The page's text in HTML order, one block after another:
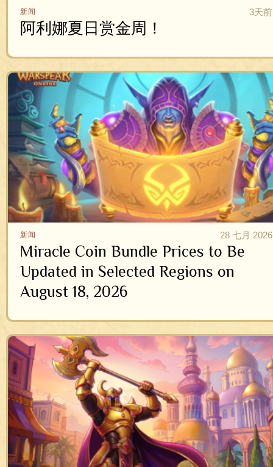
新闻
阿利娜夏日赏金周！
3天前
新闻
Miracle Coin Bundle Prices to Be
Updated in Selected Regions on
August 18, 2026
28 七月 2026